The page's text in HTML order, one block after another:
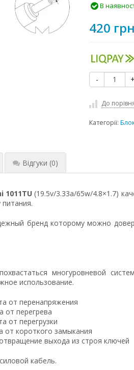
В
420
- +
До
Категорії:
Відгуки (0)
1011TU(19.5v/3.33a/65w/4.8×1.7)
бренд которому можно
многуровневой
использование.
от перенапряжения
от перегрева
от перегрузки
короткого замыкания
выхода из строя ключей
кабель.